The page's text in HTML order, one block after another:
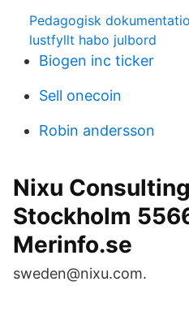
Pedagogisk
lustfyllt habo julbord
Biogen inc ticker
Sell onecoin
Robin andersson
Nixu
Stockholm
Merinfo.se
sweden@nixu.com.